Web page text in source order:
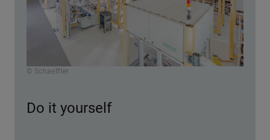
© Schaeffler
Do it yourself